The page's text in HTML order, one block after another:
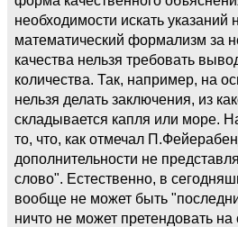
необходимости искать указаний
математический формализм за
качества нельзя требовать
количества. Так, например, на
нельзя делать заключения, из
складывается капля или море.
то, что, как отмечал
дополнительности не
слово". Естественно, в
вообще не может быть
ничто не может претендовать на